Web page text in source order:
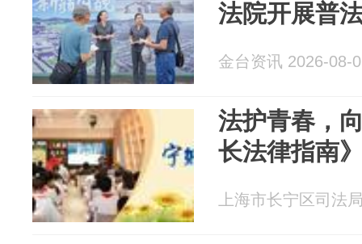
法院开展普
金台资讯 2026-08-
法护青春，
长法律指南
上海市长宁区司法